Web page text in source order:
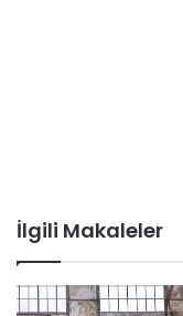
İlgili Makaleler